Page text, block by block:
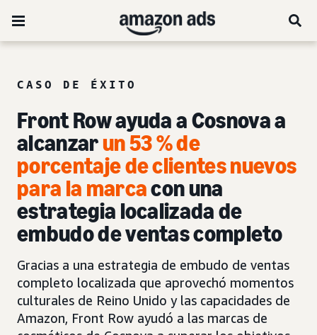
CASO DE ÉXITO
Front Row ayuda a Cosnova a
alcanzarun 53 % de
porcentaje de clientes nuevos
para la marcacon una
estrategia localizada de
embudo de ventas completo
Gracias a una estrategia de embudo de ventas
completo localizada que aprovechó momentos
culturales de Reino Unido y las capacidades de
Amazon, Front Row ayudó a las marcas de